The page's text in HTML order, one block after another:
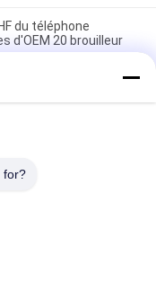
du téléphone
d'OEM 20 brouilleur
de signal de
brouilleur 33dBm
for?